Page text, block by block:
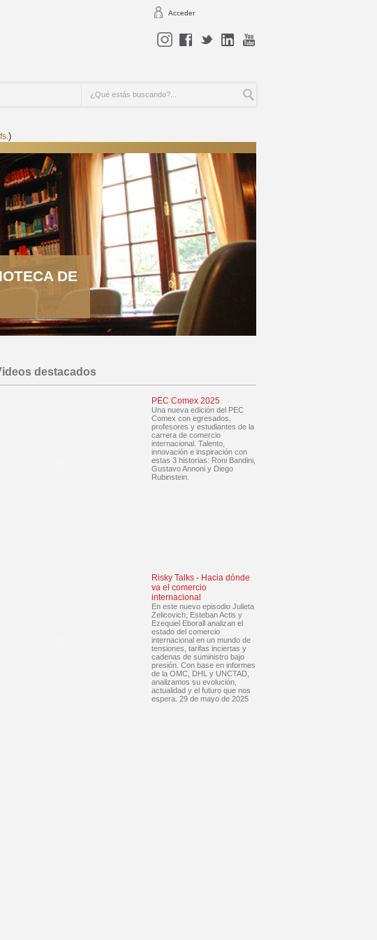
Acceder
)
DE
destacados
PEC Comex 2025
Una nueva edición del PEC
Comex con egresados,
profesores y estudiantes de la
carrera de comercio
internacional. Talento,
innovación e inspiración con
estas 3 historias: Roni Bandini,
Gustavo Annoni y Diego
Rubinstein.
Risky Talks - Hacia dónde
va el comercio
internacional
En este nuevo episodio Julieta
Zelicovich, Esteban Actis y
Ezequiel Eborall analizan el
estado del comercio
internacional en un mundo de
tensiones, tarifas inciertas y
cadenas de suministro bajo
presión. Con base en informes
de la OMC, DHL y UNCTAD,
analizamos su evolución,
actualidad y el futuro que nos
espera. 29 de mayo de 2025